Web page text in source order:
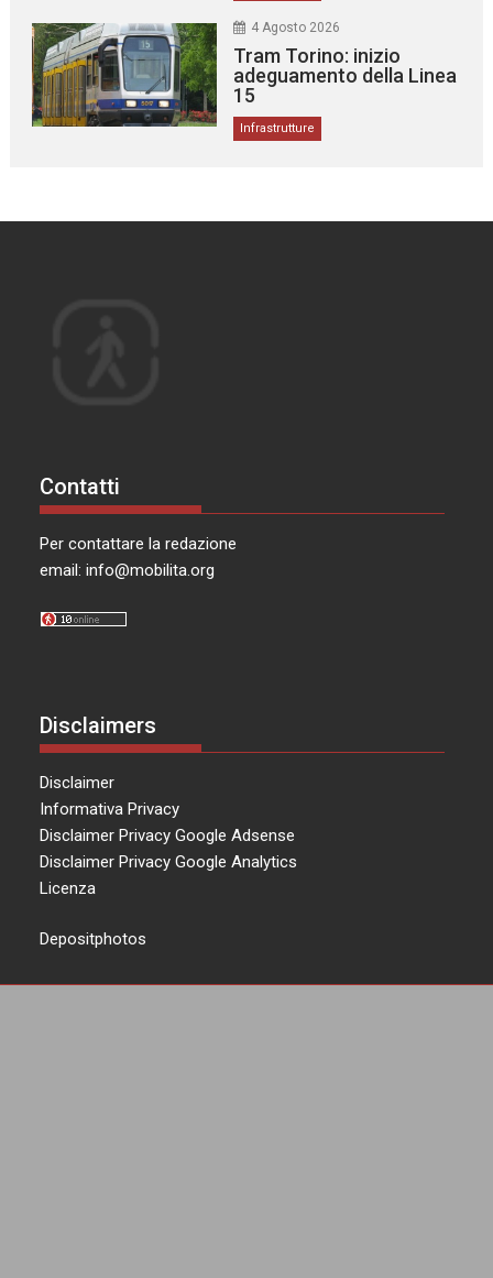
4 Agosto 2026
Tram Torino: inizio
adeguamento della Linea
15
Infrastrutture
Contatti
Per contattare la redazione
email:info@mobilita.org
Disclaimers
Disclaimer
Informativa Privacy
Disclaimer Privacy Google Adsense
Disclaimer Privacy Google Analytics
Licenza
Depositphotos